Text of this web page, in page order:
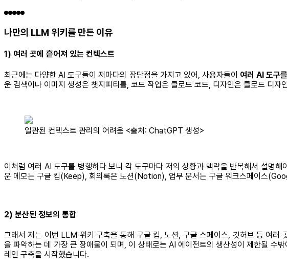
나만의 LLM 위키를 만든 이유
1) 여러 곳에 흩어져 있는 컨텍스트
최근에는 다양한 AI 도구들이 저마다의 장단점을 가지고 있어, 사용자들이 여러 AI 도구
운 검색이나 이미지 생성은 챗지피티를, 코드 작업은 클로드 코드, 디자인은 클로드 디
일관된 컨텍스트 관리의 어려움 <출처: ChatGPT 생성>
이처럼 여러 AI 도구를 병행하다 보니 각 도구마다 저의 상황과 맥락을 반복해서 설명해
운 메모는 구글 킵(Keep), 회의록은 노션(Notion), 업무 문서는 구글 워크스페이스
2) 분산된 정보의 통합
그래서 저는 이번 LLM 위키 구축을 통해 구글 킵, 노션, 구글 스페이스, 깃허브 등 여러
을 파악하는 데 가장 큰 장애물이 되며, 이 상태로는 AI 에이전트의 생산성이 제한될 수
레인 구축을 시작했습니다.